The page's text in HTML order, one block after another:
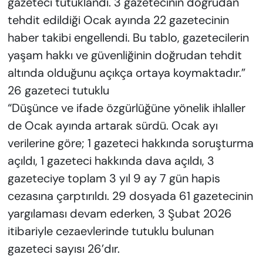
tehdit edildiği Ocak ayında 22 gazetecinin
haber takibi engellendi. Bu tablo, gazetecilerin
yaşam hakkı ve güvenliğinin doğrudan tehdit
altında olduğunu açıkça ortaya koymaktadır.”
26 gazeteci tutuklu
“Düşünce ve ifade özgürlüğüne yönelik ihlaller
de Ocak ayında artarak sürdü. Ocak ayı
verilerine göre; 1 gazeteci hakkında soruşturma
açıldı, 1 gazeteci hakkında dava açıldı, 3
gazeteciye toplam 3 yıl 9 ay 7 gün hapis
cezasına çarptırıldı. 29 dosyada 61 gazetecinin
yargılaması devam ederken, 3 Şubat 2026
itibariyle cezaevlerinde tutuklu bulunan
gazeteci sayısı 26’dır.